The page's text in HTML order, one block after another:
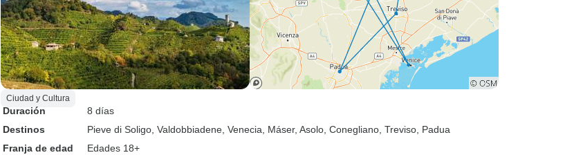
Ciudad y Cultura
Duración
8 días
Destinos
Pieve di Soligo , Valdobbiadene , Venecia , Máser, Asolo , Conegliano , Treviso , Padua
Franja de edad
Edades 18+